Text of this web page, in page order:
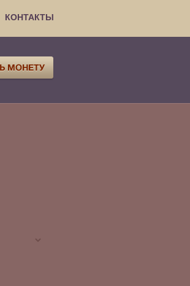
КОНТАКТЫ